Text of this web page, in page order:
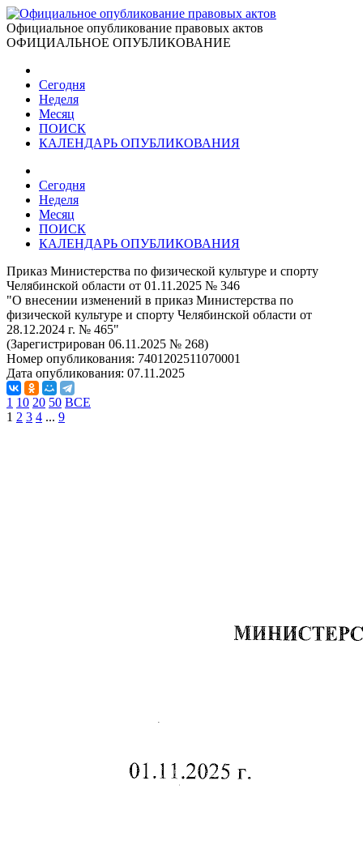
Официальное опубликование правовых актов
ОФИЦИАЛЬНОЕ ОПУБЛИКОВАНИЕ
Сегодня
Неделя
Месяц
ПОИСК
КАЛЕНДАРЬ ОПУБЛИКОВАНИЯ
Сегодня
Неделя
Месяц
ПОИСК
КАЛЕНДАРЬ ОПУБЛИКОВАНИЯ
Приказ Министерства по физической культуре и спорту
Челябинской области от 01.11.2025 № 346
"О внесении изменений в приказ Министерства по
физической культуре и спорту Челябинской области от
28.12.2024 г. № 465"
(Зарегистрирован 06.11.2025 № 268)
Номер опубликования: 7401202511070001
Дата опубликования: 07.11.2025
1 10 20 50 ВСЕ
1 2 3 4 ... 9